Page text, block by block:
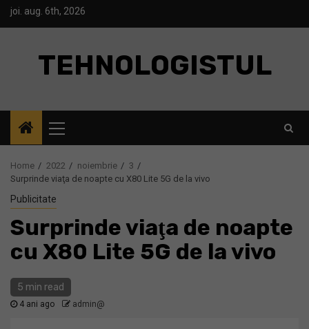
Skipjoi. aug. 6th, 2026
TEHNOLOGISTUL
Menu
Home 2022 noiembrie
3
Surprinde viaţa de noapte cu X80 Lite 5G de la vivo
Publicitate
Surprinde viaţa de noapte
cu X80 Lite 5G de la vivo
5 min read
4 ani ago admin@